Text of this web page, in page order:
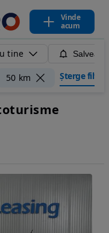
Vinde
acum
tine
50 km Șterge